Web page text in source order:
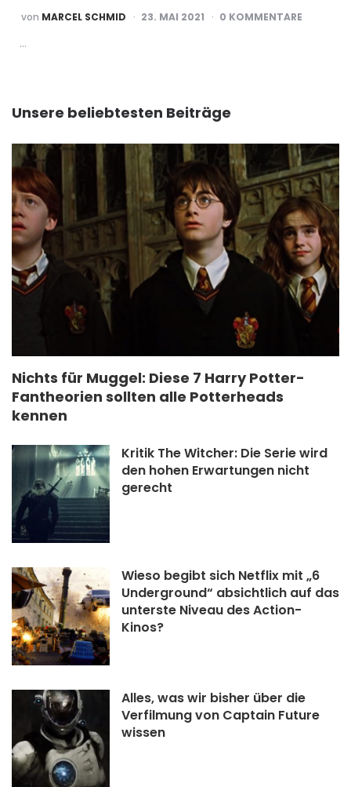
POSTED
BY
von MARCEL SCHMID 23. MAI 2021 0 KOMMENTARE
…
Unsere beliebtesten Beiträge
Nichts für Muggel: Diese 7 Harry Potter-
Fantheorien sollten alle Potterheads
kennen
Kritik The Witcher: Die Serie wird
den hohen Erwartungen nicht
gerecht
Wieso begibt sich Netflix mit „6
Underground“ absichtlich auf das
unterste Niveau des Action-
Kinos?
Alles, was wir bisher über die
Verfilmung von Captain Future
wissen